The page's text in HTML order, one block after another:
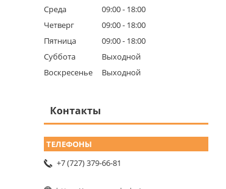
Среда
09:00
18:00
Четверг
09:00
18:00
Пятница
09:00
18:00
Суббота
Выходной
Воскресенье
Выходной
Контакты
+7 (727) 379-66-81